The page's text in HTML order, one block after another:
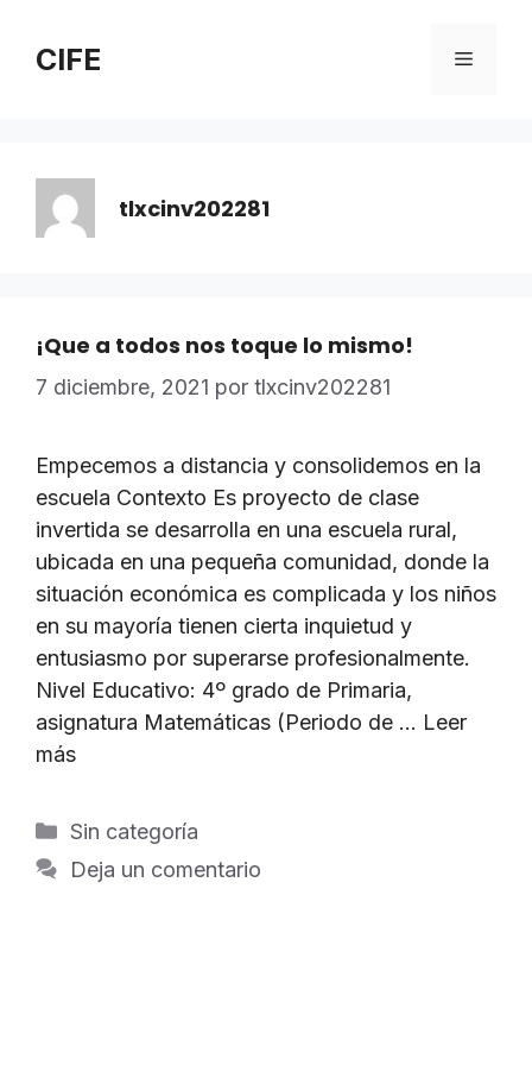
CIFE Menú
tlxcinv202281
¡Que a todos nos toque lo mismo!
7 diciembre, 2021 por tlxcinv202281
Empecemos a distancia y consolidemos en la
escuela Contexto Es proyecto de clase
invertida se desarrolla en una escuela rural,
ubicada en una pequeña comunidad, donde la
situación económica es complicada y los niños
en su mayoría tienen cierta inquietud y
entusiasmo por superarse profesionalmente.
Nivel Educativo: 4º grado de Primaria,
asignatura Matemáticas (Periodo de … Leer
más
Categorías
Sin categoría
Deja un comentario